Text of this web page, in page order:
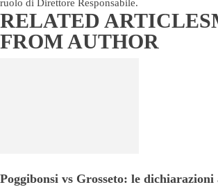
ruolo di Direttore Responsabile.
RELATED ARTICLES
FROM AUTHOR
Poggibonsi vs Grosseto: le